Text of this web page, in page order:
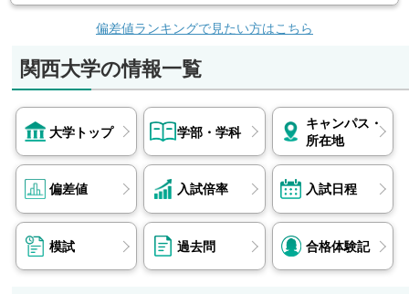
偏差値ランキングで見たい方はこちら
関西大学の情報一覧
大学トップ 学部・学科
キャンパス・
所在地
偏差値 入試倍率 入試日程
模試 過去問 合格体験記